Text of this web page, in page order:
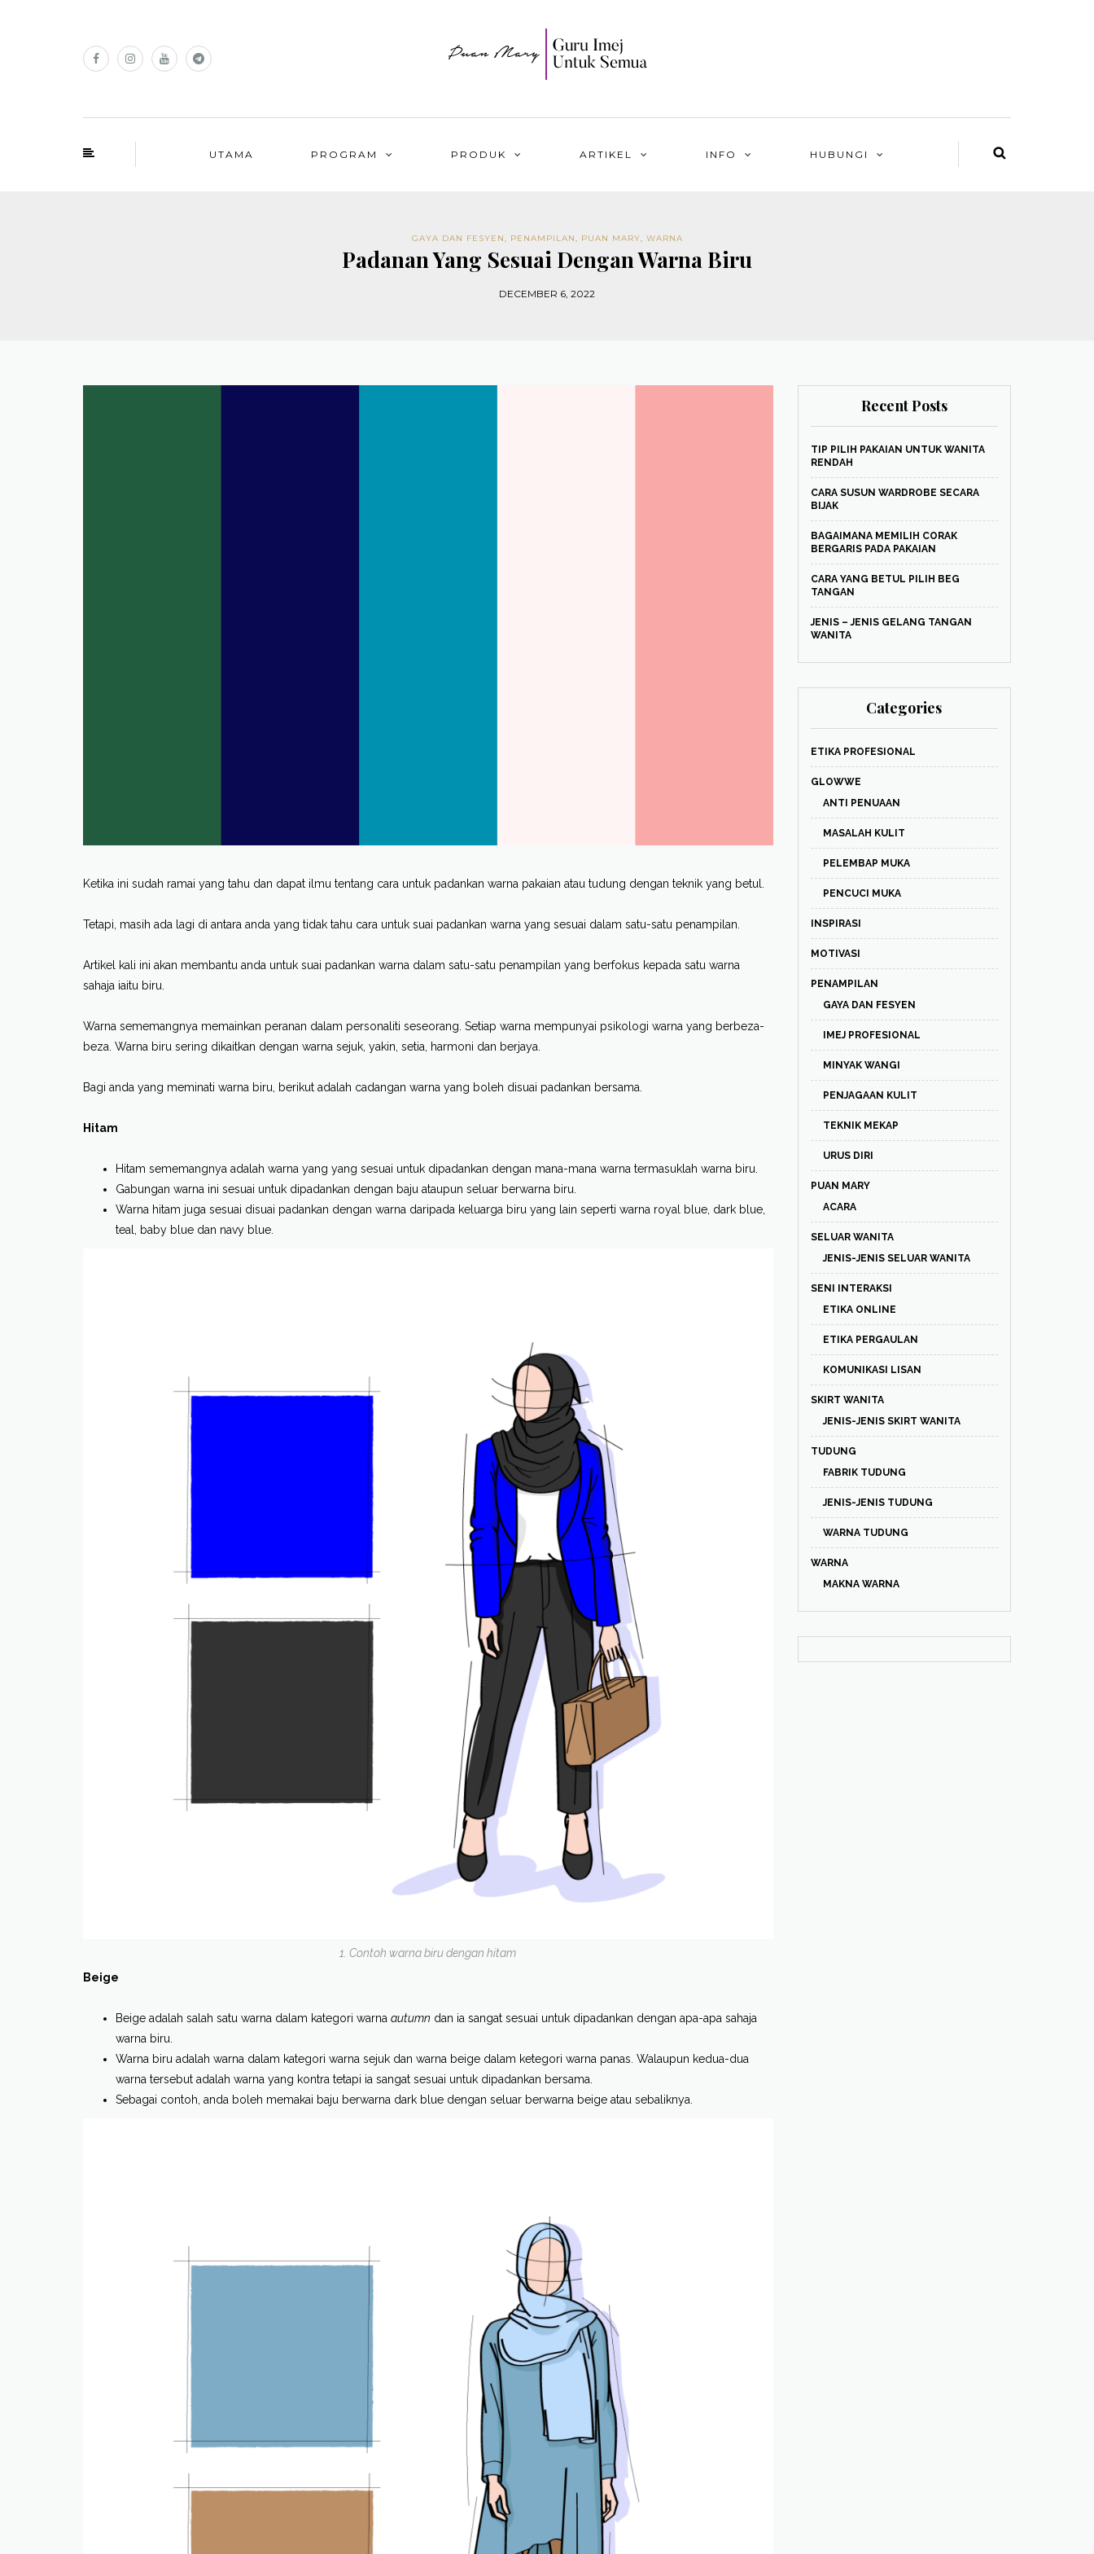
UTAMA PROGRAM PRODUK ARTIKEL INFO HUBUNGI
GAYA DAN FESYEN, PENAMPILAN, PUAN MARY, WARNA
Padanan Yang Sesuai Dengan Warna Biru
DECEMBER 6, 2022
Ketika ini sudah ramai yang tahu dan dapat ilmu tentang cara untuk padankan warna pakaian atau tudung dengan teknik yang betul.
Tetapi, masih ada lagi di antara anda yang tidak tahu cara untuk suai padankan warna yang sesuai dalam satu-satu penampilan.
Artikel kali ini akan membantu anda untuk suai padankan warna dalam satu-satu penampilan yang berfokus kepada satu warna
sahaja iaitu biru.
Warna sememangnya memainkan peranan dalam personaliti seseorang. Setiap warna mempunyai psikologi warna yang berbeza-
beza. Warna biru sering dikaitkan dengan warna sejuk, yakin, setia, harmoni dan berjaya.
Bagi anda yang meminati warna biru, berikut adalah cadangan warna yang boleh disuai padankan bersama.
Hitam
Hitam sememangnya adalah warna yang yang sesuai untuk dipadankan dengan mana-mana warna termasuklah warna biru.
Gabungan warna ini sesuai untuk dipadankan dengan baju ataupun seluar berwarna biru.
Warna hitam juga sesuai disuai padankan dengan warna daripada keluarga biru yang lain seperti warna royal blue, dark blue,
teal, baby blue dan navy blue.
1. Contoh warna biru dengan hitam
Beige
Beige adalah salah satu warna dalam kategori warna autumn dan ia sangat sesuai untuk dipadankan dengan apa-apa sahaja
warna biru.
Warna biru adalah warna dalam kategori warna sejuk dan warna beige dalam ketegori warna panas. Walaupun kedua-dua
warna tersebut adalah warna yang kontra tetapi ia sangat sesuai untuk dipadankan bersama.
Sebagai contoh, anda boleh memakai baju berwarna dark blue dengan seluar berwarna beige atau sebaliknya.
Recent Posts
TIP PILIH PAKAIAN UNTUK WANITA
RENDAH
CARA SUSUN WARDROBE SECARA
BIJAK
BAGAIMANA MEMILIH CORAK
BERGARIS PADA PAKAIAN
CARA YANG BETUL PILIH BEG
TANGAN
JENIS – JENIS GELANG TANGAN
WANITA
Categories
ETIKA PROFESIONAL
GLOWWE
ANTI PENUAAN
MASALAH KULIT
PELEMBAP MUKA
PENCUCI MUKA
INSPIRASI
MOTIVASI
PENAMPILAN
GAYA DAN FESYEN
IMEJ PROFESIONAL
MINYAK WANGI
PENJAGAAN KULIT
TEKNIK MEKAP
URUS DIRI
PUAN MARY
ACARA
SELUAR WANITA
JENIS-JENIS SELUAR WANITA
SENI INTERAKSI
ETIKA ONLINE
ETIKA PERGAULAN
KOMUNIKASI LISAN
SKIRT WANITA
JENIS-JENIS SKIRT WANITA
TUDUNG
FABRIK TUDUNG
JENIS-JENIS TUDUNG
WARNA TUDUNG
WARNA
MAKNA WARNA